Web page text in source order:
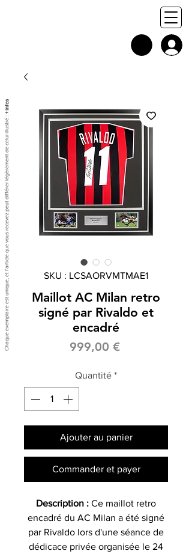
SKU : LCSAORVMTMAE1
Maillot AC Milan retro
signé par Rivaldo et
encadré
999,00 €Prix
Quantité *
Ajouter au panier
Commander et payer
Description : Ce maillot retro
encadré du AC Milan a été signé
par Rivaldo lors d'une séance de
dédicace privée organisée le 24
Chaque exemplaire est unique, et l'article que vous recevez peut différer légèrement de celui illustré :
+ infos